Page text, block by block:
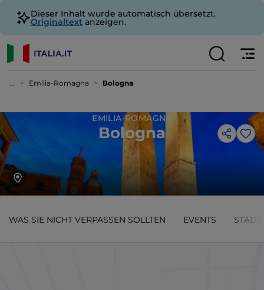
Dieser Inhalt wurde automatisch übersetzt.
Originaltext anzeigen.
... Emilia-Romagna Bologna
Like
EMILIA-ROMAGNA
Bologna
WAS SIE NICHT VERPASSEN SOLLTEN EVENTS STADT